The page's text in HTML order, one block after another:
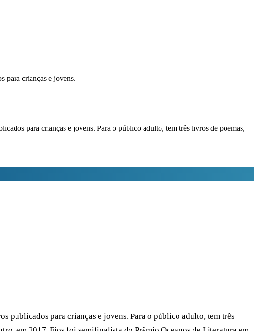
para crianças e jovens.
para crianças e jovens. Para o público adulto, tem três livros de poemas,
publicados para crianças e jovens. Para o público adulto, tem três